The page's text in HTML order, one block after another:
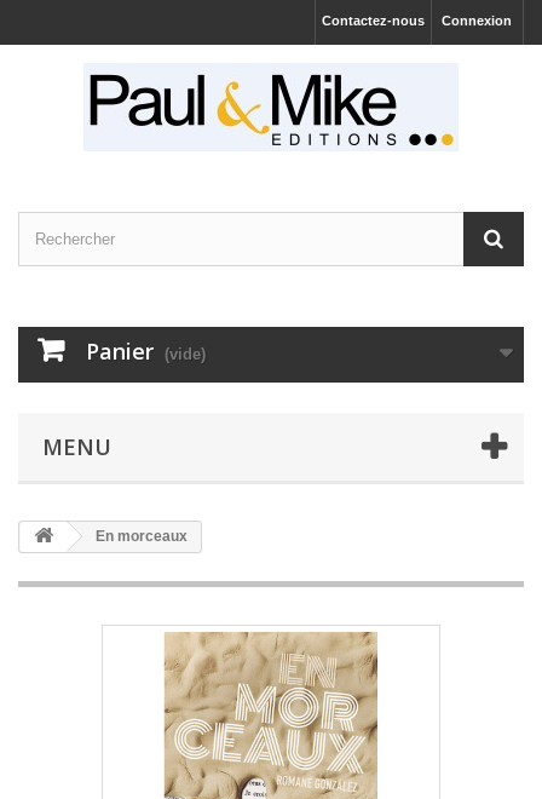
Connexion
Contactez-nous
Panier (vide)
MENU
En morceaux